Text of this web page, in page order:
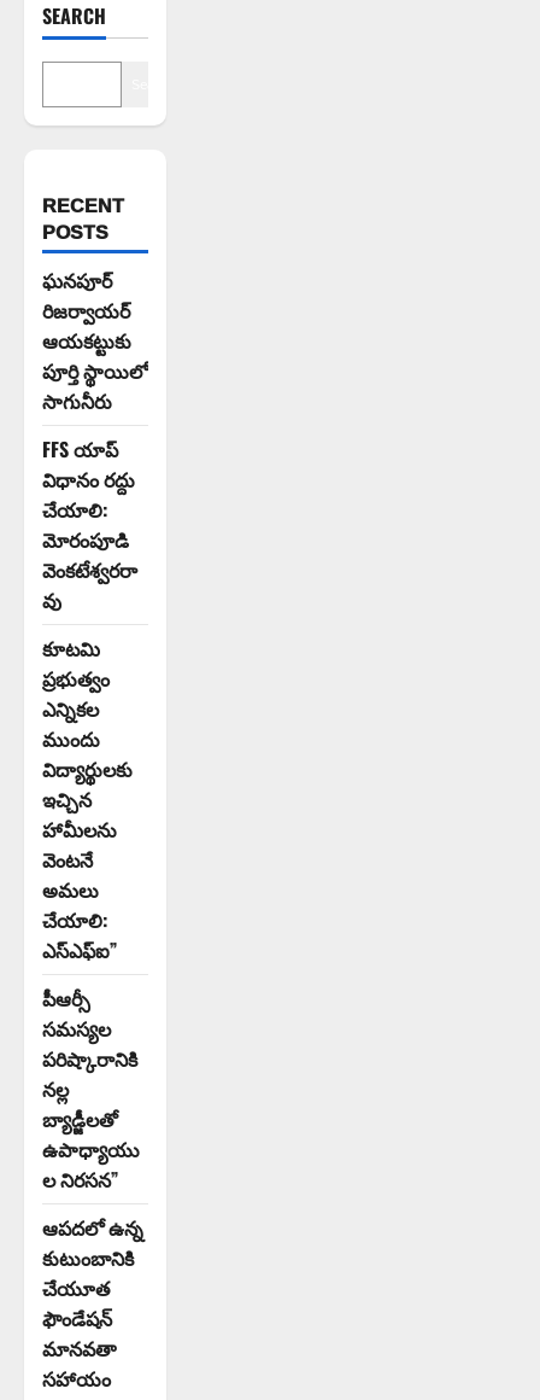
SEARCH
RECENT
POSTS
ఘనపూర్
రిజర్వాయర్
ఆయకట్టుకు
పూర్తి స్థాయిలో
సాగునీరు
FFS యాప్
విధానం రద్దు
చేయాలి:
మోరంపూడి
వెంకటేశ్వరరా
వు
కూటమి
ప్రభుత్వం
ఎన్నికల
ముందు
విద్యార్థులకు
ఇచ్చిన
హామీలను
వెంటనే
అమలు
చేయాలి:
ఎస్ఎఫ్ఐ”
పీఆర్సీ
సమస్యల
పరిష్కారానికి
నల్ల
బ్యాడ్జీలతో
ఉపాధ్యాయు
ల నిరసన”
ఆపదలో ఉన్న
కుటుంబానికి
చేయూత
ఫౌండేషన్
మానవతా
సహాయం